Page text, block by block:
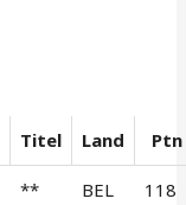
Titel Land Ptn
** BEL 118